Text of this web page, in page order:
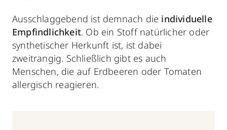
Ausschlaggebend ist demnach die individuelle
Empfindlichkeit. Ob ein Stoff natürlicher oder
synthetischer Herkunft ist, ist dabei
zweitrangig. Schließlich gibt es auch
Menschen, die auf Erdbeeren oder Tomaten
allergisch reagieren.